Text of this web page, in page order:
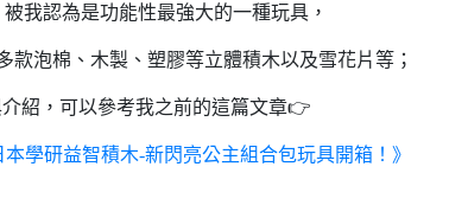
我認為是功能性最強大的一種玩具，
泡棉、木製、塑膠等立體積木以及雪花片等；
紹，可以參考我之前的這篇文章👉
學研益智積木-新閃亮公主組合包玩具開箱！》